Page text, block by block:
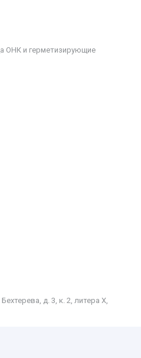
ОНК и герметизирующие
д. 3, к. 2, литера Х,